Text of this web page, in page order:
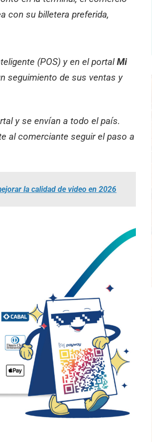
con su billetera preferida,
(POS) y en el portalMi
seguimiento de sus ventas y
y se envían a todo el país.
al comerciante seguir el paso a
la calidad de video en 2026